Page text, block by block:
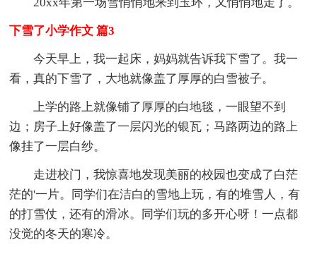
下雪了小学作文 篇3
今天早上，我一起床，妈妈就告诉我下雪了。我一
看，真的下雪了，大地就像盖了厚厚的白雪被子。
上学的路上就像铺了厚厚的白地毯，一眼望不到
边；房子上好像盖了一层闪光的银瓦；马路两边的路上
像挂了一层白纱。
走进校门，我惊喜地发现美丽的校园也变成了白茫
茫的'一片。同学们在洁白的雪地上玩，有的堆雪人，有
的打雪仗，还有的滑冰。同学们玩的多开心呀！一点都
没觉的冬天的寒冷。